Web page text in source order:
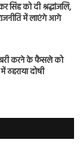
सिंह को दी श्रद्धांजलि,
में लाएंगे आगे
बरी करने के फैसले को
ठहराया दोषी